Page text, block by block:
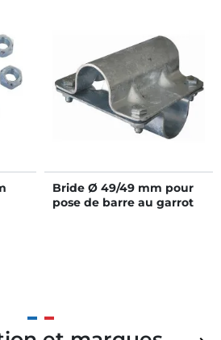
Bride Ø 49/49 mm pour
pose de barre au garrot